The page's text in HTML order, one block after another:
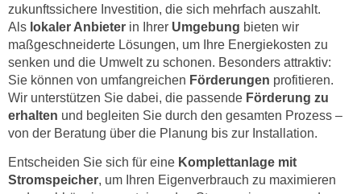
zukunftssichere Investition, die sich mehrfach auszahlt.
Als lokaler Anbieter in Ihrer Umgebung bieten wir
maßgeschneiderte Lösungen, um Ihre Energiekosten zu
senken und die Umwelt zu schonen. Besonders attraktiv:
Sie können von umfangreichen Förderungen profitieren.
Wir unterstützen Sie dabei, die passende Förderung zu
erhalten und begleiten Sie durch den gesamten Prozess –
von der Beratung über die Planung bis zur Installation.
Entscheiden Sie sich für eine Komplettanlage mit
Stromspeicher, um Ihren Eigenverbrauch zu maximieren